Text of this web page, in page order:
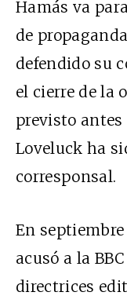
Hamás va
de
defendido su
el cierre de la
previsto antes
Loveluck ha
corresponsal.
En
acusó a la
directrices